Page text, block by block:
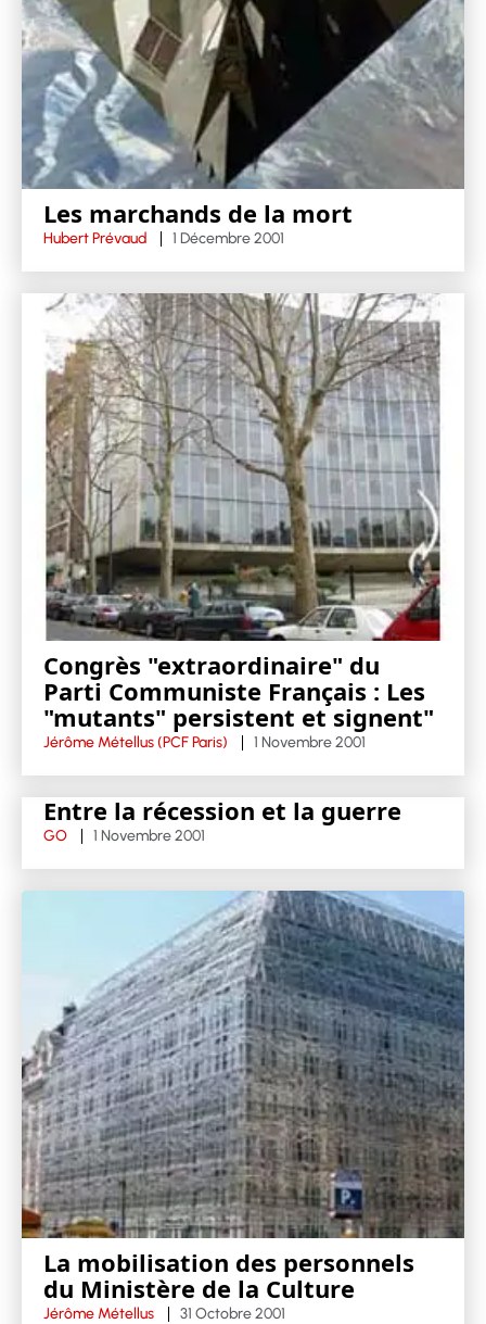
Les marchands de la mort
Hubert Prévaud 1 Décembre 2001
Congrès "extraordinaire" du
Parti Communiste Français : Les
"mutants" persistent et signent"
Jérôme Métellus (PCF Paris) 1 Novembre 2001
Entre la récession et la guerre
GO 1 Novembre 2001
La mobilisation des personnels
du Ministère de la Culture
Jérôme Métellus 31 Octobre 2001